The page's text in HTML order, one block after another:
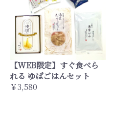
【WEB限定】すぐ食べら
れる ゆばごはんセット
￥3,580